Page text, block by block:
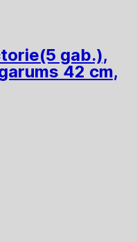
(5 gab.),
42 cm,